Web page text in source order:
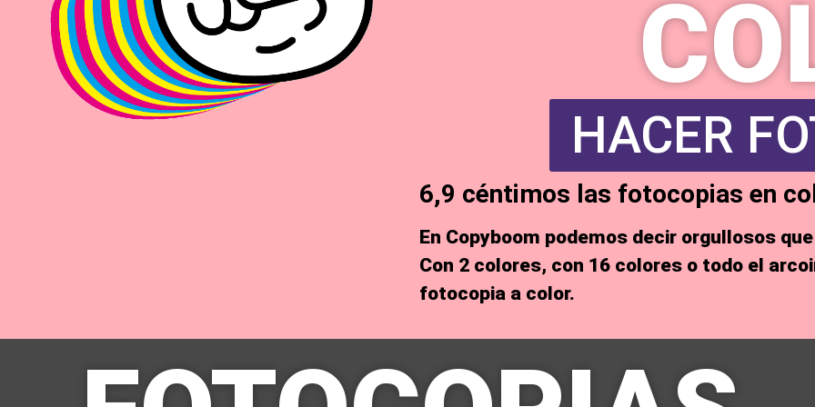
HACER
6,9 céntimos las fotocopias en
En Copyboom podemos decir orgullosos
Con 2 colores, con 16 colores o todo el
fotocopia a color.